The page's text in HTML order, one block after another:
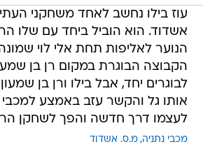
עוז בילו נחשב לאחד משחקני
אשדוד. הוא הוביל ביחד עם שלו
הנוער לאליפות תחת אלי לוי
הקבוצה הבוגרת במקום רן בן
לבוגרים יחד, אבל בילו ורן בן
אותו גל והקשר עזב באמצע
לעצמו דרך חדשה והפך לשחקן
מכבי נתניה מ.ס. אשדוד